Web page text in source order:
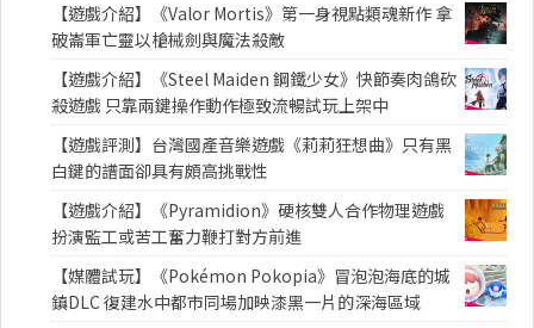
【遊戲介紹】《Valor Mortis》第一身視點類魂新作 拿
破崙軍亡靈以槍械劍與魔法殺敵
【遊戲介紹】《Steel Maiden 鋼鐵少女》快節奏肉鴿砍
殺遊戲 只靠兩鍵操作動作極致流暢試玩上架中
【遊戲評測】台灣國產音樂遊戲《莉莉狂想曲》只有黑
白鍵的譜面卻具有頗高挑戰性
【遊戲介紹】《Pyramidion》硬核雙人合作物理遊戲
扮演監工或苦工奮力鞭打對方前進
【媒體試玩】《Pokémon Pokopia》冒泡泡海底的城
鎮DLC 復建水中都市同場加映漆黑一片的深海區域